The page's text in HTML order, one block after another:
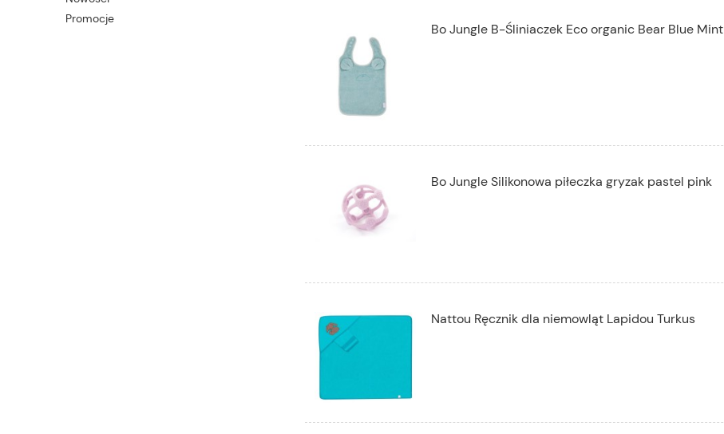
Promocje
Bo Jungle B-Śliniaczek Eco organic Bear Blue Mint
Bo Jungle Silikonowa piłeczka gryzak pastel pink
Nattou Ręcznik dla niemowląt Lapidou Turkus